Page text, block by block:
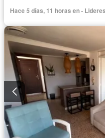
Hace 5 días, 11 horas en -